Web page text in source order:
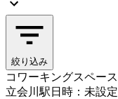
絞り込み
コワーキングスペース
立会川駅日時：未設定